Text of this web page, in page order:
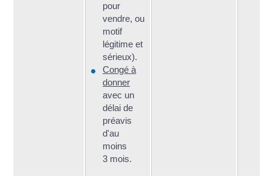
pour
vendre, ou
motif
légitime et
sérieux).
Congé à
donner
avec un
délai de
préavis
d'au
moins
3 mois.